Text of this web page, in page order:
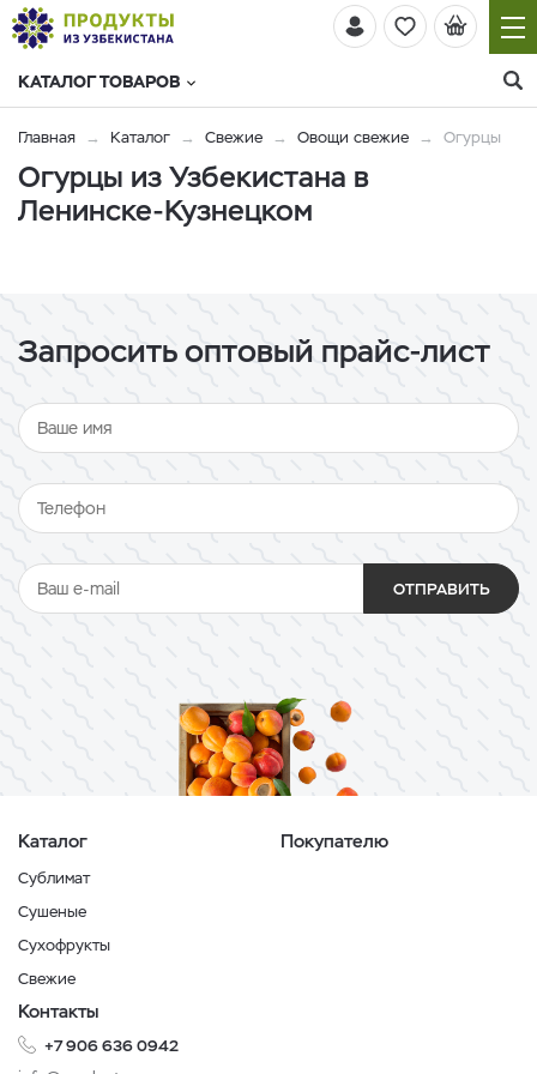
КАТАЛОГ ТОВАРОВ
Главная Каталог Свежие Овощи свежие Огурцы
Огурцы из Узбекистана в
Ленинске-Кузнецком
Запросить оптовый прайс-лист
ОТПРАВИТЬ
Каталог
Сублимат
Сушеные
Сухофрукты
Свежие
Покупателю
Контакты
+7 906 636 0942